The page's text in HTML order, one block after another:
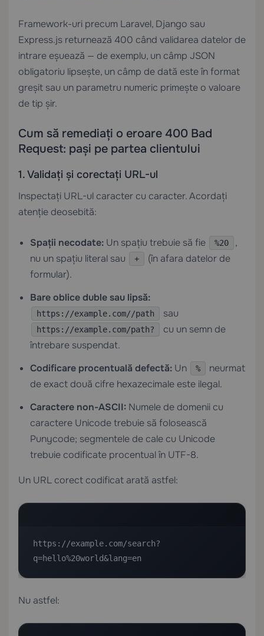
Framework-uri precum Laravel, Django sau
Express.js returnează 400 când validarea datelor de
intrare eșuează — de exemplu, un câmp JSON
obligatoriu lipsește, un câmp de dată este în format
greșit sau un parametru numeric primește o valoare
de tip șir.
Cum să remediați o eroare 400 Bad
Request: pași pe partea clientului
1. Validați și corectați URL-ul
Inspectați URL-ul caracter cu caracter. Acordați
atenție deosebită:
Spații necodate: Un spațiu trebuie să fie %20
,
nu un spațiu literal sau
+
(în afara datelor de
formular).
Bare oblice duble sau lipsă:
https://example.com//path sau
https://example.com/path?
cu un semn de
întrebare suspendat.
Codificare procentuală defectă: Un %
neurmat
de exact două cifre hexazecimale este ilegal.
Caractere non-ASCII: Numele de domenii cu
caractere Unicode trebuie să folosească
Punycode; segmentele de cale cu Unicode
trebuie codificate procentual în UTF-8.
Un URL corect codificat arată astfel:
https://example.com/search?
q=hello%20world&lang=en
Nu astfel: